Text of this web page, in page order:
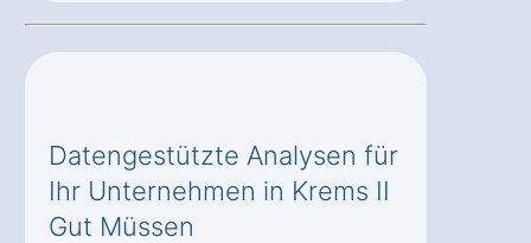
Datengestützte Analysen für
Ihr Unternehmen in Krems II
Gut Müssen